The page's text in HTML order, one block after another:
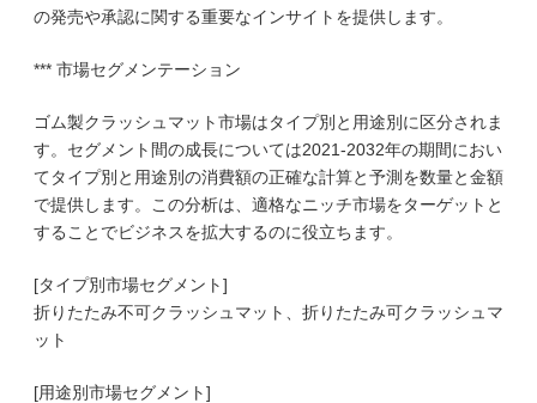
の発売や承認に関する重要なインサイトを提供します。
*** 市場セグメンテーション
ゴム製クラッシュマット市場はタイプ別と用途別に区分されま
す。セグメント間の成長については2021-2032年の期間におい
てタイプ別と用途別の消費額の正確な計算と予測を数量と金額
で提供します。この分析は、適格なニッチ市場をターゲットと
することでビジネスを拡大するのに役立ちます。
[タイプ別市場セグメント]
折りたたみ不可クラッシュマット、折りたたみ可クラッシュマ
ット
[用途別市場セグメント]